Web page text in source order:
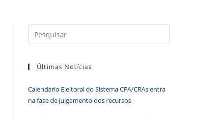
doa
Últimas Notícias
Calendário Eleitoral do Sistema CFA/CRAs entra
na fase de julgamento dos recursos